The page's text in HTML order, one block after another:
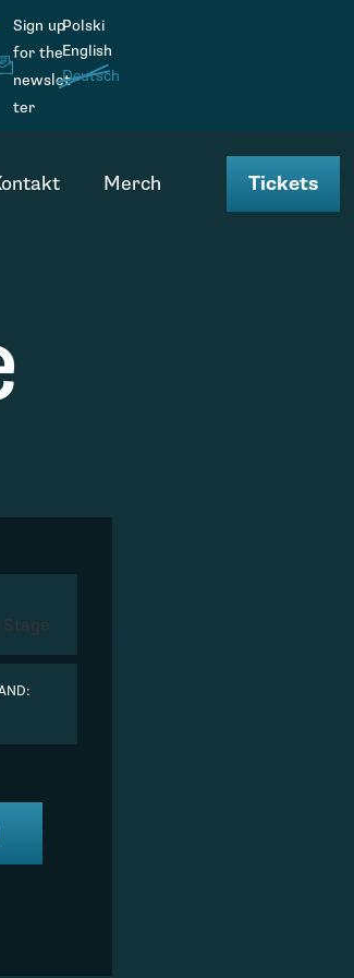
Sign up
for the
newslet
ter
Polski
English
Deutsch
Merch Tickets